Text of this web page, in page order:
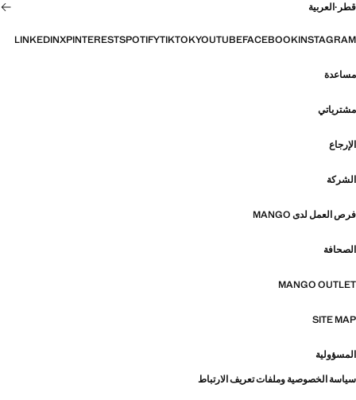
قطر ·العربية
INSTAGRAM
FACEBOOK
YOUTUBE
TIKTOK
SPOTIFY
PINTEREST
X
LINKEDIN
مساعدة
مشترياتي
الإرجاع
الشركة
فرص العمل لدى MANGO
الصحافة
MANGO OUTLET
SITE MAP
المسؤولية
سياسة الخصوصية وملفات تعريف الارتباط